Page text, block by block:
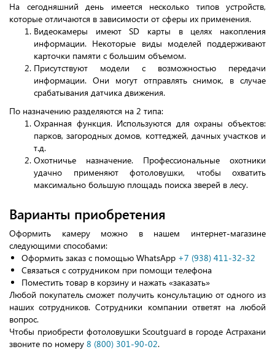
На сегодняшний день имеется несколько типов устройств,
которые отличаются в зависимости от сферы их применения.
Видеокамеры имеют SD карты в целях накопления
информации. Некоторые виды моделей поддерживают
карточки памяти с большим объемом.
Присутствуют модели с возможностью передачи
информации. Они могут отправлять снимок, в случае
срабатывания датчика движения.
По назначению разделяются на 2 типа:
Охранная функция. Используются для охраны объектов:
парков, загородных домов, коттеджей, дачных участков и
т.д.
Охотничье назначение. Профессиональные охотники
удачно применяют фотоловушки, чтобы охватить
максимально большую площадь поиска зверей в лесу.
Варианты приобретения
Оформить камеру можно в нашем интернет-магазине
следующими способами:
Оформить заказ с помощью WhatsApp +7 (938) 411-32-32
Связаться с сотрудником при помощи телефона
Поместить товар в корзину и нажать «заказать»
Любой покупатель сможет получить консультацию от одного из
наших сотрудников. Сотрудники компании ответят на любой
вопрос.
Чтобы приобрести фотоловушки Scoutguard в городе Астрахани
звоните по номеру 8 (800) 301-90-02.